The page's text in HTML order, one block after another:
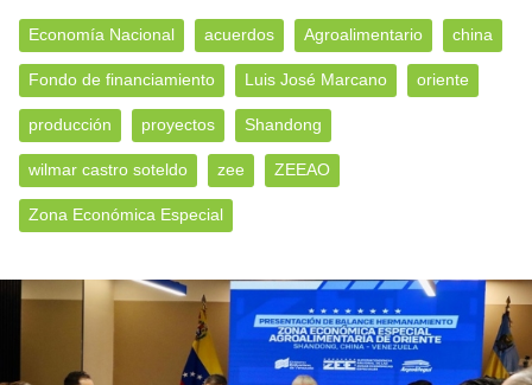
Economía Nacional acuerdos Agroalimentario china
Fondo de financiamiento Luis José Marcano oriente
producción proyectos Shandong
wilmar castro soteldo zee ZEEAO
Zona Económica Especial